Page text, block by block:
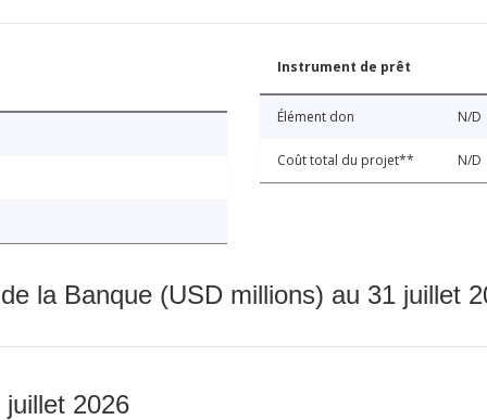
Instrument de prêt
Élément don N/D
Coût total du projet** N/D
la Banque (USD millions) au 31 juillet
2026